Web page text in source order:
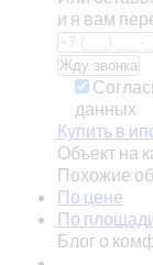
и я вам
данных
Купить в
Объект на
Похожие
По цене
По
Блог о